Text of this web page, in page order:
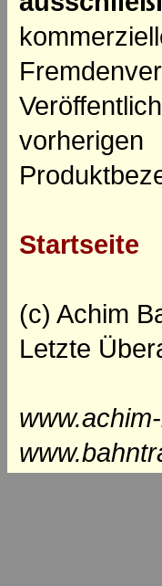
Startseite
(c) Achim
Letzte